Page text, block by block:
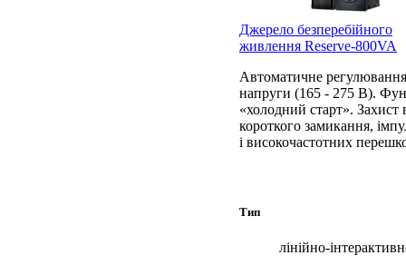
Джерело безперебійного
живлення Reserve-800VA
Автоматичне регулювання
напруги (165 - 275 В).
«холодний старт». Захист
короткого замикання,
і високочастотних
Тип
лінійно-